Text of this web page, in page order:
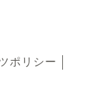
ポリシー